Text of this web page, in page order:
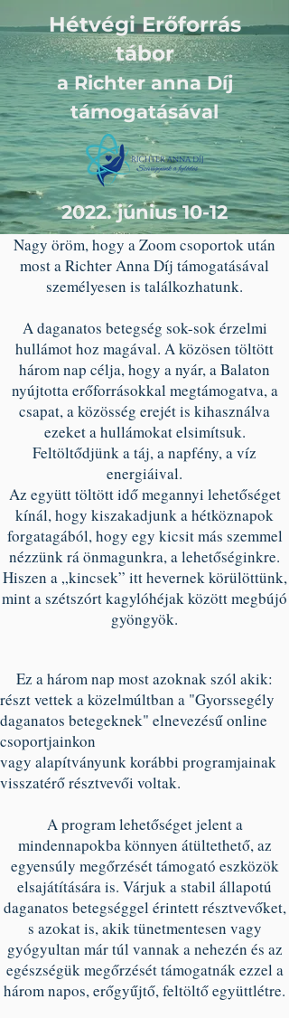
Hétvégi Erőforrás
tábor
a Richter anna Díj
támogatásával
2022. június 10-12
Nagy öröm, hogy a Zoom csoportok után
most a Richter Anna Díj támogatásával
személyesen is találkozhatunk.
A daganatos betegség sok-sok érzelmi
hullámot hoz magával. A közösen töltött
három nap célja, hogy a nyár, a Balaton
nyújtotta erőforrásokkal megtámogatva, a
csapat, a közösség erejét is kihasználva
ezeket a hullámokat elsimítsuk.
Feltöltődjünk a táj, a napfény, a víz
energiáival.
Az együtt töltött idő megannyi lehetőséget
kínál, hogy kiszakadjunk a hétköznapok
forgatagából, hogy egy kicsit más szemmel
nézzünk rá önmagunkra, a lehetőséginkre.
Hiszen a „kincsek” itt hevernek körülöttünk,
mint a szétszórt kagylóhéjak között megbújó
gyöngyök.
Ez a három nap most azoknak szól akik:
részt vettek a közelmúltban a "Gyorssegély
daganatos betegeknek" elnevezésű online
csoportjainkon
vagy alapítványunk korábbi programjainak
visszatérő résztvevői voltak.
A program lehetőséget jelent a
mindennapokba könnyen átültethető, az
egyensúly megőrzését támogató eszközök
elsajátítására is. Várjuk a stabil állapotú
daganatos betegséggel érintett résztvevőket,
s azokat is, akik tünetmentesen vagy
gyógyultan már túl vannak a nehezén és az
egészségük megőrzését támogatnák ezzel a
három napos, erőgyűjtő, feltöltő együttlétre.